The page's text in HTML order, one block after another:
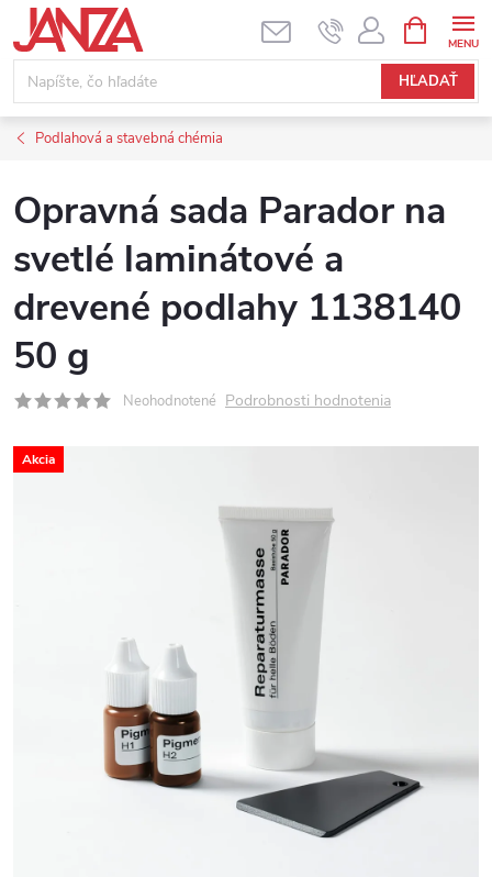
Prejsť na obsah
HĽADAŤ
Podlahová a stavebná chémia
Opravná sada Parador na
svetlé laminátové a
drevené podlahy 1138140
50 g
Neohodnotené Podrobnosti hodnotenia
Akcia